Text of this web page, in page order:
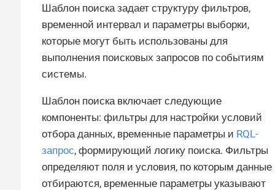
Шаблон поиска задает структуру фильтров,
временной интервал и параметры выборки,
которые могут быть использованы для
выполнения поисковых запросов по событиям
системы.
Шаблон поиска включает следующие
компоненты: фильтры для настройки условий
отбора данных, временные параметры и RQL-
запрос, формирующий логику поиска. Фильтры
определяют поля и условия, по которым данные
отбираются, временные параметры указывают